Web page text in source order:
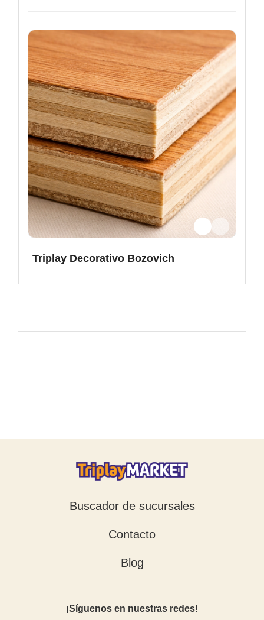
Triplay Decorativo Bozovich
Buscador de sucursales
Contacto
Blog
¡Síguenos en nuestras redes!